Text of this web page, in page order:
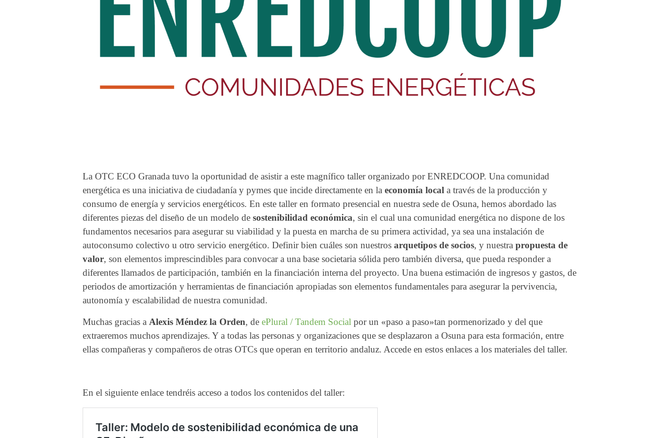
La OTC ECO Granada tuvo la oportunidad de asistir a este magnífico taller organizado por ENREDCOOP. Una comunidad
energética es una iniciativa de ciudadanía y pymes que incide directamente en la economía local a través de la producción y
consumo de energía y servicios energéticos. En este taller en formato presencial en nuestra sede de Osuna, hemos abordado las
diferentes piezas del diseño de un modelo de sostenibilidad económica, sin el cual una comunidad energética no dispone de los
fundamentos necesarios para asegurar su viabilidad y la puesta en marcha de su primera actividad, ya sea una instalación de
autoconsumo colectivo u otro servicio energético. Definir bien cuáles son nuestros arquetipos de socios, y nuestra propuesta de
valor, son elementos imprescindibles para convocar a una base societaria sólida pero también diversa, que pueda responder a
diferentes llamados de participación, también en la financiación interna del proyecto. Una buena estimación de ingresos y gastos, de
periodos de amortización y herramientas de financiación apropiadas son elementos fundamentales para asegurar la pervivencia,
autonomía y escalabilidad de nuestra comunidad.
Muchas gracias a Alexis Méndez la Orden, de ePlural / Tandem Social por un «paso a paso»tan pormenorizado y del que
extraeremos muchos aprendizajes. Y a todas las personas y organizaciones que se desplazaron a Osuna para esta formación, entre
ellas compañeras y compañeros de otras OTCs que operan en territorio andaluz. Accede en estos enlaces a los materiales del taller.
En el siguiente enlace tendréis acceso a todos los contenidos del taller: